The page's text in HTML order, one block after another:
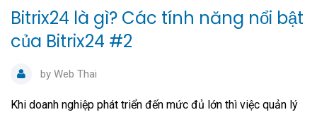
Bitrix24 là gì? Các tính năng nổi bật
của Bitrix24 #2
by Web Thai
Khi doanh nghiệp phát triển đến mức đủ lớn thì việc quản lý